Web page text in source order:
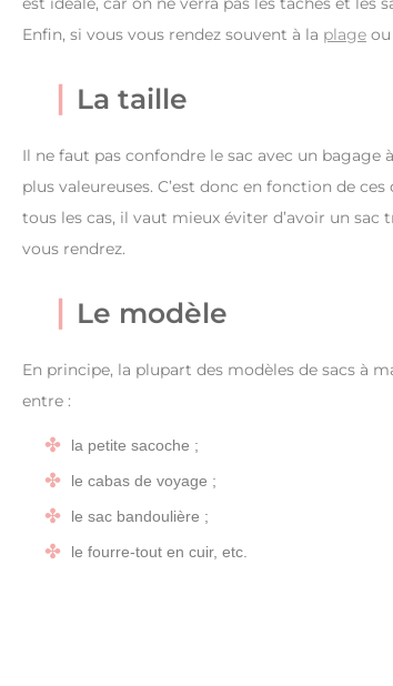
Enfin, si vous vous rendez souvent à la plage
La taille
Il ne faut pas confondre le sac avec un
plus valeureuses. C’est donc en fonction de
tous les cas, il vaut mieux éviter d’avoir un
vous rendrez.
Le modèle
En principe, la plupart des modèles de sacs à
entre :
la petite sacoche ;
le cabas de voyage ;
le sac bandoulière ;
le fourre-tout en cuir, etc.